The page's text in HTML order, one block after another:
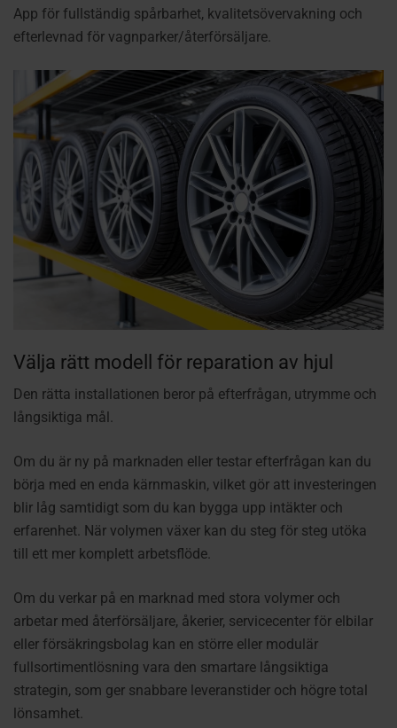
App för fullständig spårbarhet, kvalitetsövervakning och
efterlevnad för vagnparker/återförsäljare.
Välja rätt modell för reparation av hjul
Den rätta installationen beror på efterfrågan, utrymme och
långsiktiga mål.
Om du är ny på marknaden eller testar efterfrågan kan du
börja med en enda kärnmaskin, vilket gör att investeringen
blir låg samtidigt som du kan bygga upp intäkter och
erfarenhet. När volymen växer kan du steg för steg utöka
till ett mer komplett arbetsflöde.
Om du verkar på en marknad med stora volymer och
arbetar med återförsäljare, åkerier, servicecenter för elbilar
eller försäkringsbolag kan en större eller modulär
fullsortimentlösning vara den smartare långsiktiga
strategin, som ger snabbare leveranstider och högre total
lönsamhet.